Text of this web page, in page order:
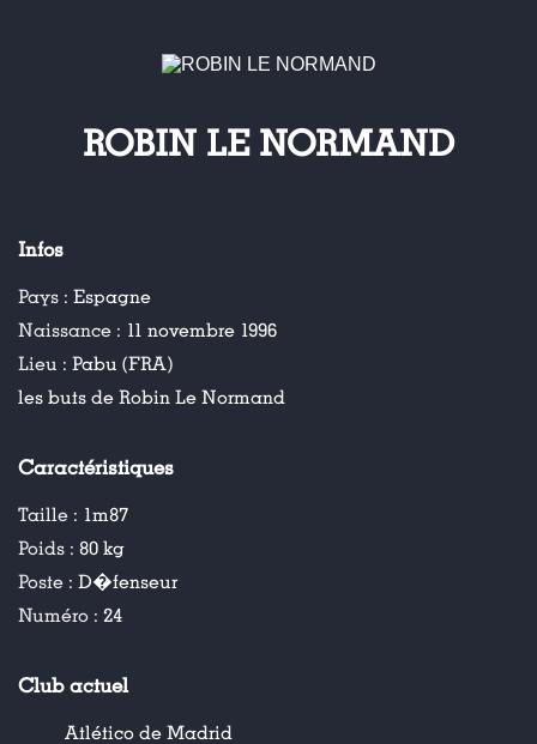
ROBIN LE NORMAND
Infos
Pays : Espagne
Naissance : 11 novembre 1996
Lieu : Pabu (FRA)
les buts de Robin Le Normand
Caractéristiques
Taille : 1m87
Poids : 80 kg
Poste : D�fenseur
Numéro : 24
Club actuel
Atlético de Madrid